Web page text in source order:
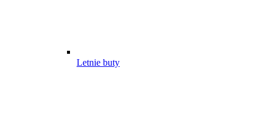
Letnie buty